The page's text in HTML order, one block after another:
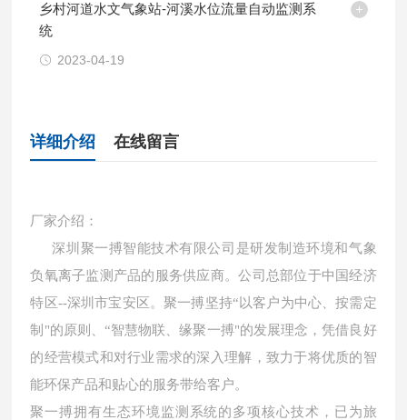
乡村河道水文气象站-河溪水位流量自动监测系
统
2023-04-19
详细介绍 在线留言
厂家介绍：
深圳聚一搏智能技术有限公司是研发制造环境和气象
负氧离子监测产品的服务供应商。公司总部位于中国经济
特区--深圳市宝安区。聚一搏坚持“以客户为中心、按需定
制"的原则、“智慧物联、缘聚一搏"的发展理念，凭借良好
的经营模式和对行业需求的深入理解，致力于将优质的智
能环保产品和贴心的服务带给客户。
聚一搏拥有生态环境监测系统的多项核心技术，已为旅